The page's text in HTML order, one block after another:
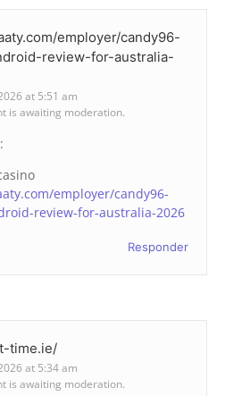
employer/candy96-
review-for-australia-
at 5:51 am
is awaiting moderation.
employer/candy96-
review-for-australia-2026
Responder
time.ie/
at 5:34 am
is awaiting moderation.